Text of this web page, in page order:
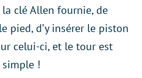
la clé Allen fournie, de
pied, d’y insérer le piston
celui-ci, et le tour est
!